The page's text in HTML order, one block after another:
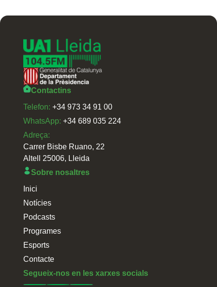
Contactins
Telefon: +34 973 34 91 00
WhatsApp: +34 689 035 224
Adreça:
Carrer Bisbe Ruano, 22
Altell 25006, Lleida
Sobre nosaltres
Inici
Notícies
Podcasts
Programes
Esports
Contacte
Segueix-nos en les xarxes socials